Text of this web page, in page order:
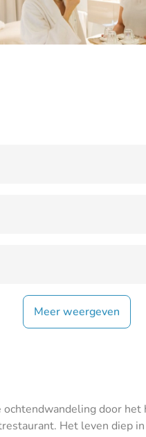
Meer weergeven
door
Het leven diep